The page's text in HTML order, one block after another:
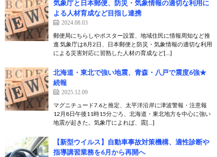
気象庁と日本郵便、防災・気象情報の適切な利用に
よる人材育成など目指し連携
2024.08.03
郵便局にちらしやポスター設置、地域住民に情報周知など推
進 気象庁は8月2日、日本郵便と防災・気象情報の適切な利用
による災害対応に習熟した人材の育成など[…]
北海道・東北で強い地震、青森・八戸で震度6強★
続報
2025.12.09
マグニチュード7.6と推定、太平洋沿岸に津波警報・注意報
12月8日午後11時15分ごろ、北海道・東北地方を中心に強い
地震が起きた。気象庁によれば、震[…]
【新型ウイルス】自動車事故対策機構、適性診断や
指導講習業務を6月から再開へ